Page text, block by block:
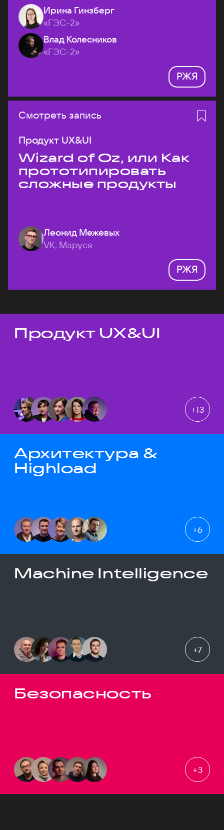
Ирина Гинзберг
«ГЭС-2»
Влад Колесников
«ГЭС-2»
РЖЯ
Смотреть запись
Продукт UX&UI
Wizard of Oz, или Как
прототипировать
сложные продукты
Леонид Межевых
VK, Маруся
РЖЯ
Темы докладов
Продукт UX&UI
+13
Архитектура &
Highload
+6
Machine Intelligence
+7
Безопасность
+3